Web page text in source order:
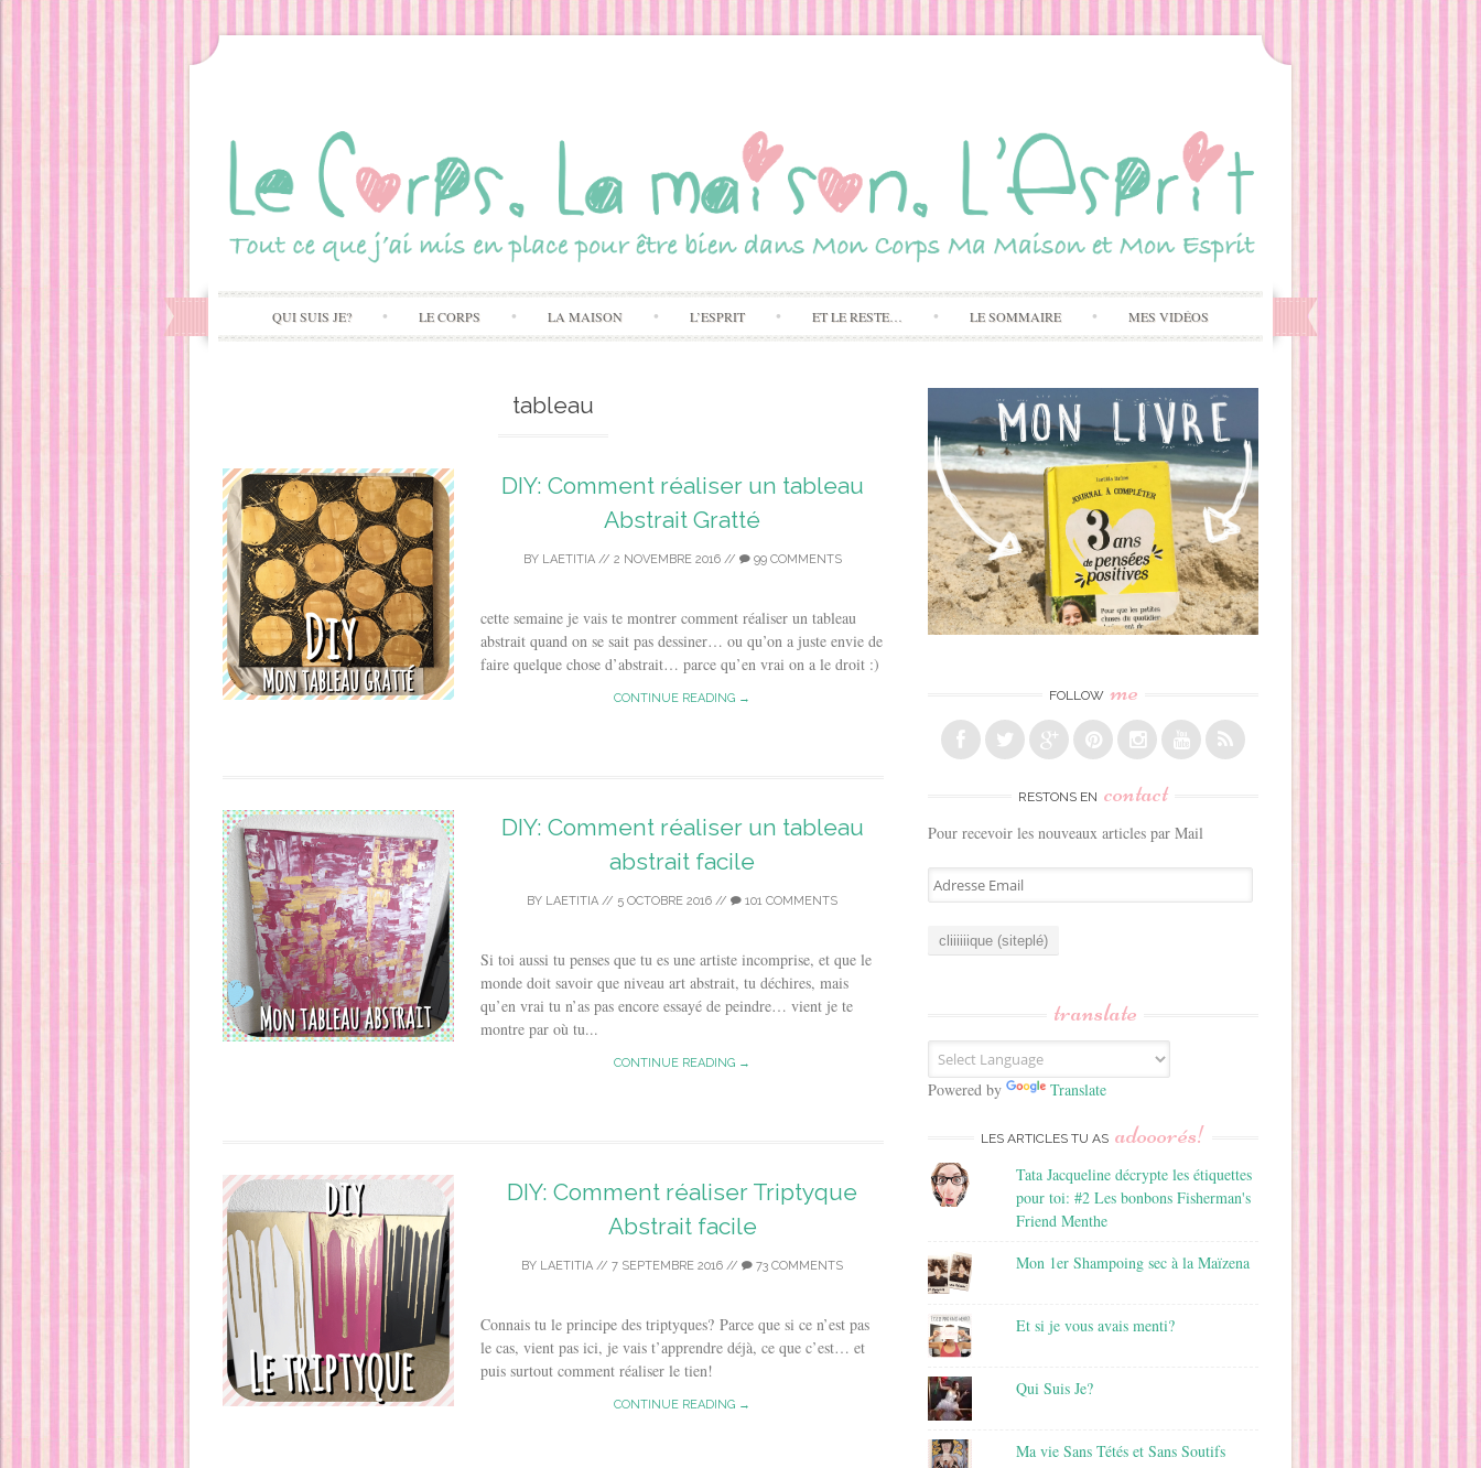
QUI SUIS JE? LE CORPS LA MAISON L’ESPRIT ET LE RESTE… LE SOMMAIRE MES VIDÉOS
tableau
DIY: Comment réaliser un tableau
Abstrait Gratté
BY LAETITIA// 2 NOVEMBRE 2016// 99 COMMENTS
cette semaine je vais te montrer comment réaliser un tableau
abstrait quand on se sait pas dessiner… ou qu’on a juste envie de
faire quelque chose d’abstrait… parce qu’en vrai on a le droit :)
CONTINUE READING →
DIY: Comment réaliser un tableau
abstrait facile
BY LAETITIA // 5 OCTOBRE 2016 // 101 COMMENTS
Si toi aussi tu penses que tu es une artiste incomprise, et que le
monde doit savoir que niveau art abstrait, tu déchires, mais
qu’en vrai tu n’as pas encore essayé de peindre… vient je te
montre par où tu...
CONTINUE READING →
DIY: Comment réaliser Triptyque
Abstrait facile
BY LAETITIA // 7 SEPTEMBRE 2016 // 73 COMMENTS
Connais tu le principe des triptyques? Parce que si ce n’est pas
le cas, vient pas ici, je vais t’apprendre déjà, ce que c’est… et
puis surtout comment réaliser le tien!
CONTINUE READING →
FOLLOW me
RESTONS EN contact
Pour recevoir les nouveaux articles par Mail
A
d
E
m
a
translate
Powered by Translate
LES ARTICLES TU AS adooorés!
Tata Jacqueline décrypte les étiquettes
pour toi: #2 Les bonbons Fisherman's
Friend Menthe
Mon 1er Shampoing sec à la Maïzena
Et si je vous avais menti?
Qui Suis Je?
Ma vie Sans Tétés et Sans Soutifs